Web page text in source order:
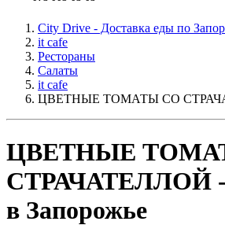
City Drive - Доставка еды по
it cafe
Рестораны
Салаты
it cafe
ЦВЕТНЫЕ ТОМАТЫ СО
ЦВЕТНЫЕ
СТРАЧАТЕЛЛОЙ -
в Запорожье